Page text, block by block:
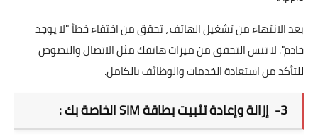
بعد الانتهاء من تشغيل الهاتف ، تحقق من اختفاء خطأ "لا يوجد
خادم". لا تنس التحقق من ميزات هاتفك مثل الاتصال والنصوص
للتأكد من استعادة الخدمات والوظائف بالكامل.
3- إزالة وإعادة تثبيت بطاقة SIM الخاصة بك :